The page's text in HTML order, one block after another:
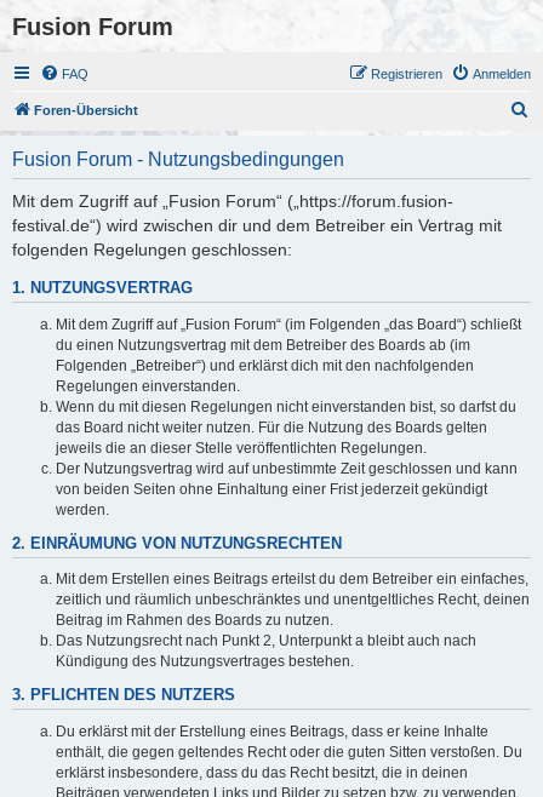
Fusion Forum
FAQ Anmelden
Registrieren
Foren-Übersicht
Fusion Forum - Nutzungsbedingungen
Mit dem Zugriff auf „Fusion Forum“ („https://forum.fusion-
festival.de“) wird zwischen dir und dem Betreiber ein Vertrag mit
folgenden Regelungen geschlossen:
1. NUTZUNGSVERTRAG
Mit dem Zugriff auf „Fusion Forum“ (im Folgenden „das Board“) schließt
du einen Nutzungsvertrag mit dem Betreiber des Boards ab (im
Folgenden „Betreiber“) und erklärst dich mit den nachfolgenden
Regelungen einverstanden.
Wenn du mit diesen Regelungen nicht einverstanden bist, so darfst du
das Board nicht weiter nutzen. Für die Nutzung des Boards gelten
jeweils die an dieser Stelle veröffentlichten Regelungen.
Der Nutzungsvertrag wird auf unbestimmte Zeit geschlossen und kann
von beiden Seiten ohne Einhaltung einer Frist jederzeit gekündigt
werden.
2. EINRÄUMUNG VON NUTZUNGSRECHTEN
Mit dem Erstellen eines Beitrags erteilst du dem Betreiber ein einfaches,
zeitlich und räumlich unbeschränktes und unentgeltliches Recht, deinen
Beitrag im Rahmen des Boards zu nutzen.
Das Nutzungsrecht nach Punkt 2, Unterpunkt a bleibt auch nach
Kündigung des Nutzungsvertrages bestehen.
3. PFLICHTEN DES NUTZERS
Du erklärst mit der Erstellung eines Beitrags, dass er keine Inhalte
enthält, die gegen geltendes Recht oder die guten Sitten verstoßen. Du
erklärst insbesondere, dass du das Recht besitzt, die in deinen
Beiträgen verwendeten Links und Bilder zu setzen bzw. zu verwenden.